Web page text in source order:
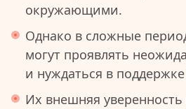
окружающими.
Однако в сложные
могут проявлять
и нуждаться в
Их внешняя уверенность